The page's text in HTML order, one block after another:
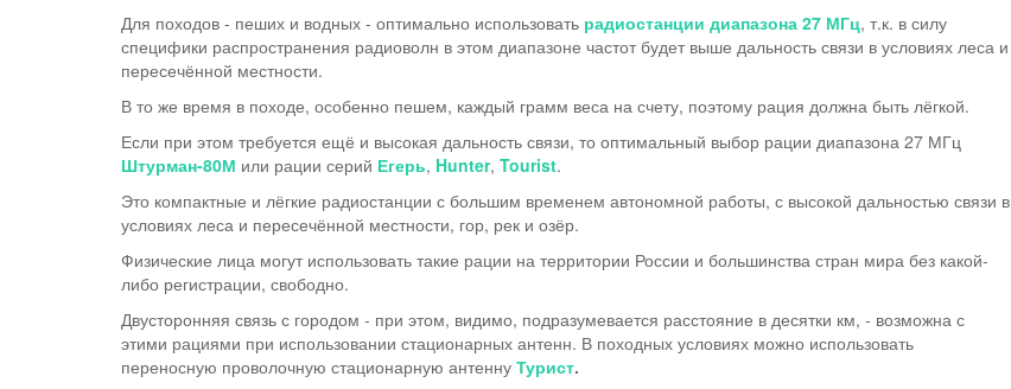
Для походов - пеших и водных - оптимально использовать радиостанции диапазона 27 МГц, т.к. в силу
специфики распространения радиоволн в этом диапазоне частот будет выше дальность связи в условиях леса и
пересечённой местности.
В то же время в походе, особенно пешем, каждый грамм веса на счету, поэтому рация должна быть лёгкой.
Если при этом требуется ещё и высокая дальность связи, то оптимальный выбор рации диапазона 27 МГц
Штурман-80М или рации серий Егерь, Hunter, Tourist.
Это компактные и лёгкие радиостанции с большим временем автономной работы, с высокой дальностью связи в
условиях леса и пересечённой местности, гор, рек и озёр.
Физические лица могут использовать такие рации на территории России и большинства стран мира без какой-
либо регистрации, свободно.
Двусторонняя связь с городом - при этом, видимо, подразумевается расстояние в десятки км, - возможна с
этими рациями при использовании стационарных антенн. В походных условиях можно использовать
переносную проволочную стационарную антенну Турист.